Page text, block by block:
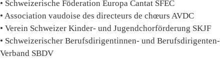
• Schweizerische Föderation Europa Cantat SFEC
• Association vaudoise des directeurs de chœurs AVDC
• Verein Schweizer Kinder- und Jugendchorförderung SKJF
• Schweizerischer Berufsdirigentinnen- und Berufsdirigenten-
Verband SBDV